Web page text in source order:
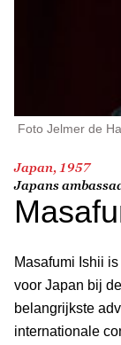
Foto Jelmer de
Japan, 1957
Japans
Masafumi Ishii
voor Japan bij
belangrijkste
internationale